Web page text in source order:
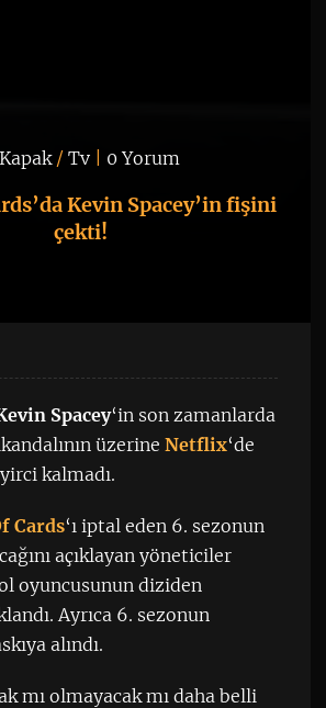
Kapak/ Tv| 0 Yorum
Kevin Spacey’in fişini
çekti!
Spacey‘in son zamanlarda
üzerine Netflix‘de
kalmadı.
Cards‘ı iptal eden 6. sezonun
açıklayan yöneticiler
oyuncusunun diziden
Ayrıca 6. sezonun
alındı.
mı olmayacak mı daha belli